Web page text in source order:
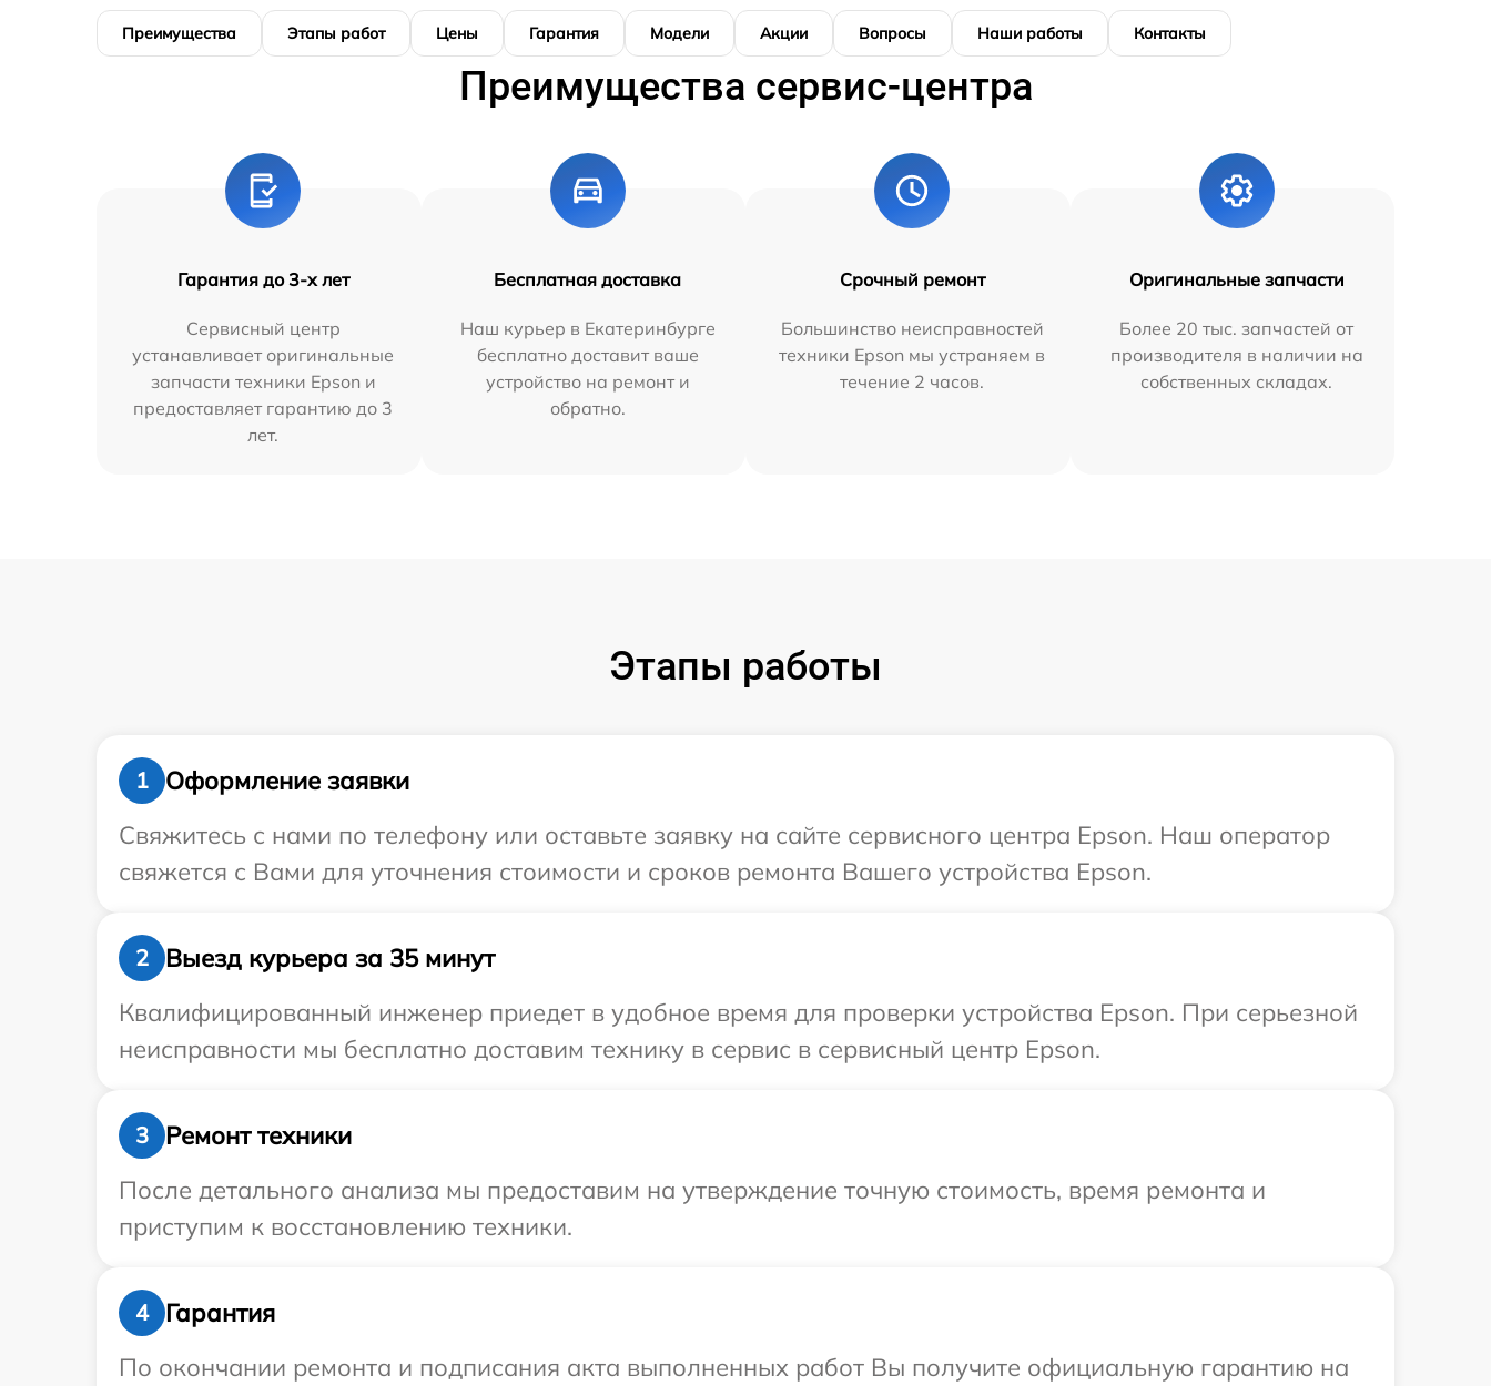
Преимущества Этапы работ Цены Гарантия Модели Акции Вопросы Наши работы Контакты
Преимущества сервис-центра
Гарантия до 3-х лет
Сервисный центр
устанавливает оригинальные
запчасти техники Epson и
предоставляет гарантию до 3
лет.
Бесплатная доставка
Наш курьер в Екатеринбурге
бесплатно доставит ваше
устройство на ремонт и
обратно.
Срочный ремонт
Большинство неисправностей
техники Epson мы устраняем в
течение 2 часов.
Оригинальные запчасти
Более 20 тыс. запчастей от
производителя в наличии на
собственных складах.
Этапы работы
1
Оформление заявки
Свяжитесь с нами по телефону или оставьте заявку на сайте сервисного центра Epson. Наш оператор
свяжется с Вами для уточнения стоимости и сроков ремонта Вашего устройства Epson.
2
Выезд курьера за 35 минут
Квалифицированный инженер приедет в удобное время для проверки устройства Epson. При серьезной
неисправности мы бесплатно доставим технику в сервис в сервисный центр Epson.
3
Ремонт техники
После детального анализа мы предоставим на утверждение точную стоимость, время ремонта и
приступим к восстановлению техники.
4
Гарантия
По окончании ремонта и подписания акта выполненных работ Вы получите официальную гарантию на